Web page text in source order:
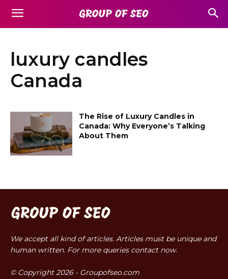
luxury candles
Canada
The Rise of Luxury Candles in
Canada: Why Everyone’s Talking
About Them
We accept all kind of articles. Articles must be unique and
human written. For more queries contact now.
© Copyright 2026 - Groupofseo.com